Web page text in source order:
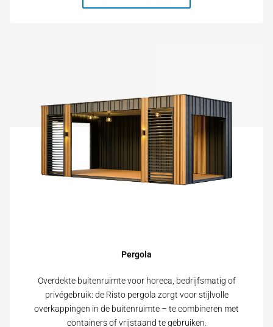
Pergola
Overdekte buitenruimte voor horeca, bedrijfsmatig of
privégebruik: de Risto pergola zorgt voor stijlvolle
overkappingen in de buitenruimte – te combineren met
containers of vrijstaand te gebruiken.